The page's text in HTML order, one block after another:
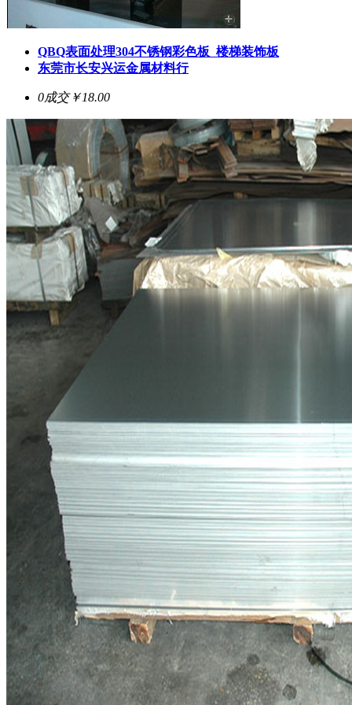
QBQ表面处理304不锈钢彩色板 楼梯装饰板
东莞市长安兴运金属材料行
0成交￥18.00